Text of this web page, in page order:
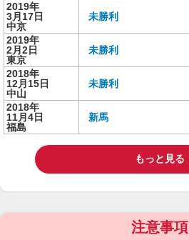
2019年
3月17日
中京
未勝利
2019年
2月2日
東京
未勝利
2018年
12月15日
中山
未勝利
2018年
11月4日
福島
新馬
もっと見る
注意事項